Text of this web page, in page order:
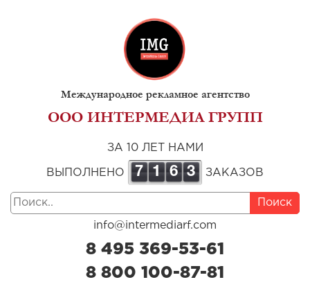
Международное рекламное агентство
ООО ИНТЕРМЕДИА ГРУПП
ЗА 10 ЛЕТ НАМИ
ВЫПОЛНЕНО 7 1 6 3 ЗАКАЗОВ
Поиск
info@intermediarf.com
8 495 369-53-61
8 800 100-87-81